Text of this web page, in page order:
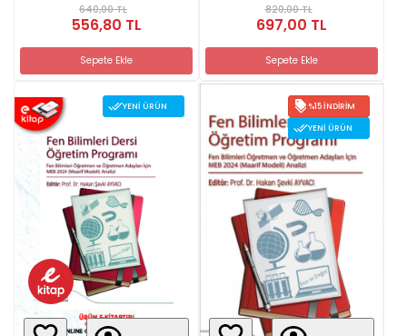
640,00 TL
556,80 TL
Sepete Ekle
820,00 TL
697,00 TL
Sepete Ekle
YENI ÜRÜN
%15 İNDIRIM
YENI ÜRÜN